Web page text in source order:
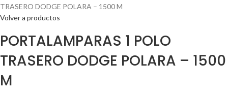
TRASERO DODGE POLARA – 1500 M
Volver a productos
PORTALAMPARAS 1 POLO
TRASERO DODGE POLARA – 1500
M